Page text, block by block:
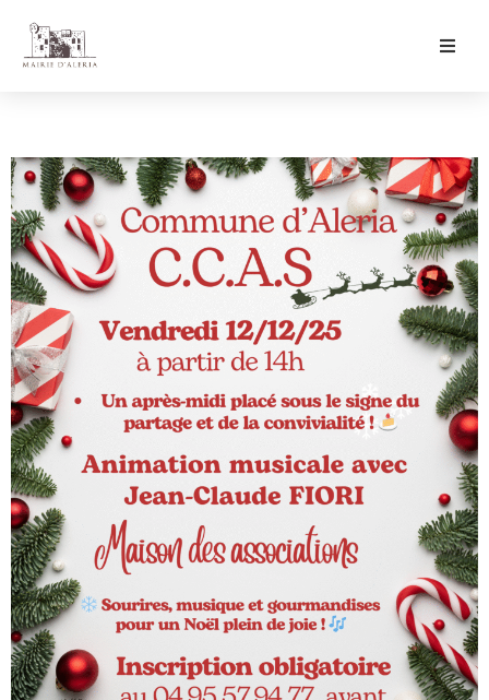
Culture & Loisirs
Mon Quotidien